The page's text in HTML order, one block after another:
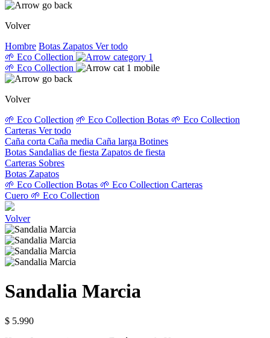
Volver
Hombre Botas Zapatos Ver todo
🌱 Eco Collection
🌱 Eco Collection
Volver
🌱 Eco Collection 🌱 Eco Collection Botas 🌱 Eco Collection
Carteras Ver todo
Caña corta Caña media Caña larga Botines
Botas Sandalias de fiesta Zapatos de fiesta
Carteras Sobres
Botas Zapatos
🌱 Eco Collection Botas 🌱 Eco Collection Carteras
Cuero 🌱 Eco Collection
Volver
Sandalia Marcia
$ 5.990